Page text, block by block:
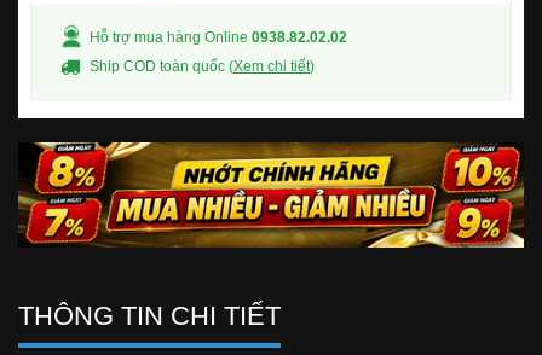
Hỗ trợ mua hàng Online 0938.82.02.02
Ship COD toàn quốc (Xem chi tiết)
THÔNG TIN CHI TIẾT